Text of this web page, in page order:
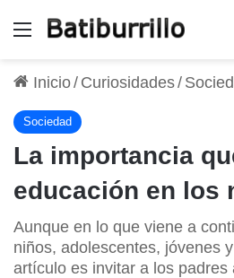
Menú
Inicio/ Curiosidades/
Sociedad
La importancia
educación en los
Aunque en lo que viene a
niños, adolescentes, jóvenes
artículo es invitar a los padres